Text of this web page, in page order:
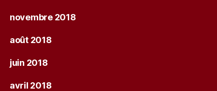
novembre 2018
août 2018
juin 2018
avril 2018